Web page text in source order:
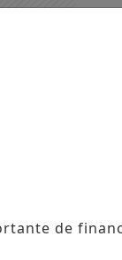
de